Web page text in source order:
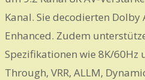
Kanal. Sie decodierten Dolby
Enhanced. Zudem
Spezifikationen wie 8K/60Hz
Through, VRR, ALLM,